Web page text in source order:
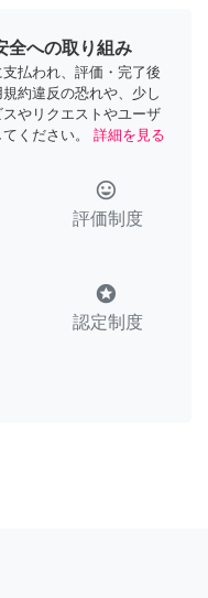
全への取り組み
払われ、評価・完了後
約違反の恐れや、少し
やリクエストやユーザ
ください。
詳細を見る
tag_faces
評価制度
stars
認定制度